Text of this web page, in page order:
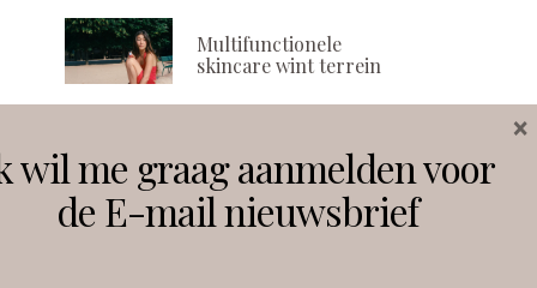
Multifunctionele
skincare wint terrein
Volg ons
wil me graag aanmelden voor
de E-mail nieuwsbrief
×